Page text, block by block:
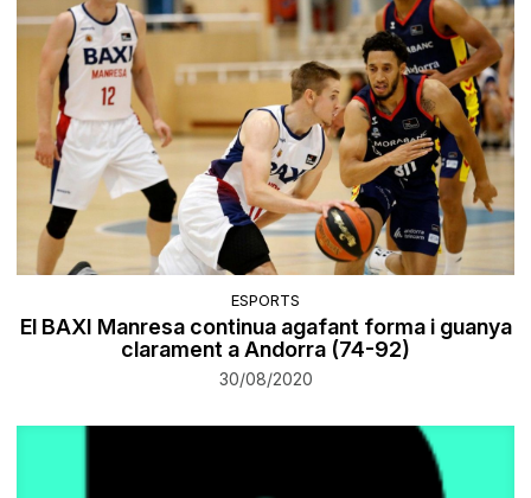
ESPORTS
El BAXI Manresa continua agafant forma i guanya
clarament a Andorra (74-92)
30/08/2020